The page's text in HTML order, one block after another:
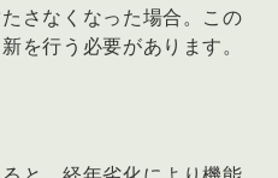
さなくなった場合。この
を行う必要があります。